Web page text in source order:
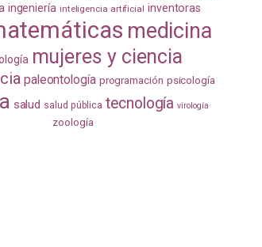
ingeniería inteligencia artificial inventoras
medicina
mujeres y ciencia
paleontología programación psicología
salud salud pública tecnología virología
zoología